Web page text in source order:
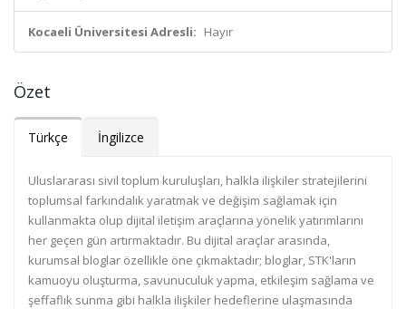
Kocaeli Üniversitesi Adresli: Hayır
Özet
Türkçe İngilizce
Uluslararası sivil toplum kuruluşları, halkla ilişkiler stratejilerini
toplumsal farkındalık yaratmak ve değişim sağlamak için
kullanmakta olup dijital iletişim araçlarına yönelik yatırımlarını
her geçen gün artırmaktadır. Bu dijital araçlar arasında,
kurumsal bloglar özellikle öne çıkmaktadır; bloglar, STK'ların
kamuoyu oluşturma, savunuculuk yapma, etkileşim sağlama ve
şeffaflık sunma gibi halkla ilişkiler hedeflerine ulaşmasında